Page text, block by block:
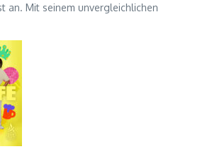
an. Mit seinem unvergleichlichen